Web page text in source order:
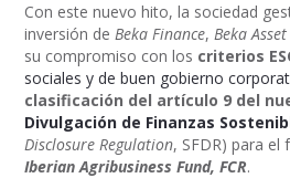
Con este nuevo hito, la sociedad
inversión deBeka Finance,Beka
su compromiso con los criterios
sociales y de buen gobierno
clasificación del artículo 9 del
Divulgación de Finanzas
Disclosure Regulation, SFDR) para
Iberian Agribusiness Fund, FCR.